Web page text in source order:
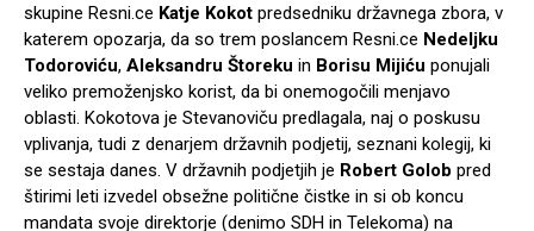
skupine Resni.ce Katje Kokot predsedniku državnega zbora, v
katerem opozarja, da so trem poslancem Resni.ce Nedeljku
Todoroviću, Aleksandru Štoreku in Borisu Mijiću ponujali
veliko premoženjsko korist, da bi onemogočili menjavo
oblasti. Kokotova je Stevanoviču predlagala, naj o poskusu
vplivanja, tudi z denarjem državnih podjetij, seznani kolegij, ki
se sestaja danes. V državnih podjetjih je Robert Golob pred
štirimi leti izvedel obsežne politične čistke in si ob koncu
mandata svoje direktorje (denimo SDH in Telekoma) na